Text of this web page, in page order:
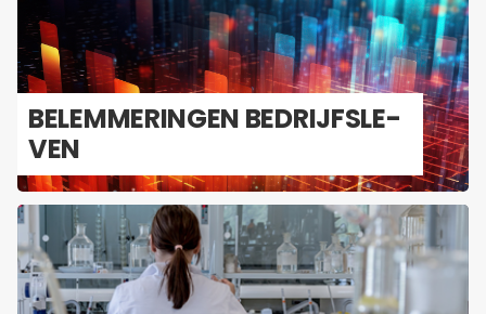
BE­LEM­ME­RIN­GEN BE­DRIJFS­LE­
VEN